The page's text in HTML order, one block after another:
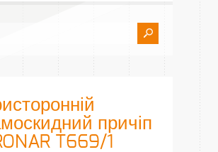
причіп
T669/1